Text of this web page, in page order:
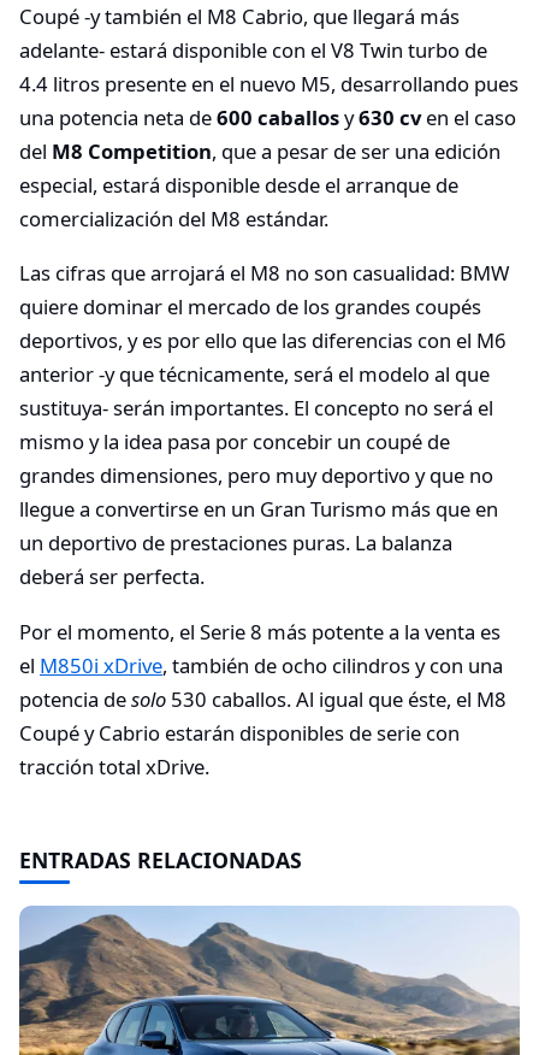
Coupé -y también el M8 Cabrio, que llegará más
adelante- estará disponible con el V8 Twin turbo de
4.4 litros presente en el nuevo M5, desarrollando pues
una potencia neta de600 caballosy630 cven el caso
del M8 Competition, que a pesar de ser una edición
especial, estará disponible desde el arranque de
comercialización del M8 estándar.
Las cifras que arrojará el M8 no son casualidad: BMW
quiere dominar el mercado de los grandes coupés
deportivos, y es por ello que las diferencias con el M6
anterior -y que técnicamente, será el modelo al que
sustituya- serán importantes. El concepto no será el
mismo y la idea pasa por concebir un coupé de
grandes dimensiones, pero muy deportivo y que no
llegue a convertirse en un Gran Turismo más que en
un deportivo de prestaciones puras. La balanza
deberá ser perfecta.
Por el momento, el Serie 8 más potente a la venta es
el M850i xDrive, también de ocho cilindros y con una
potencia desolo 530 caballos. Al igual que éste, el M8
Coupé y Cabrio estarán disponibles de serie con
tracción total xDrive.
ENTRADAS RELACIONADAS